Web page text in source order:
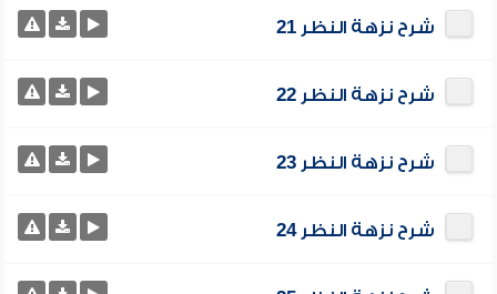
شرح نزهة النظر 21
شرح نزهة النظر 22
شرح نزهة النظر 23
شرح نزهة النظر 24